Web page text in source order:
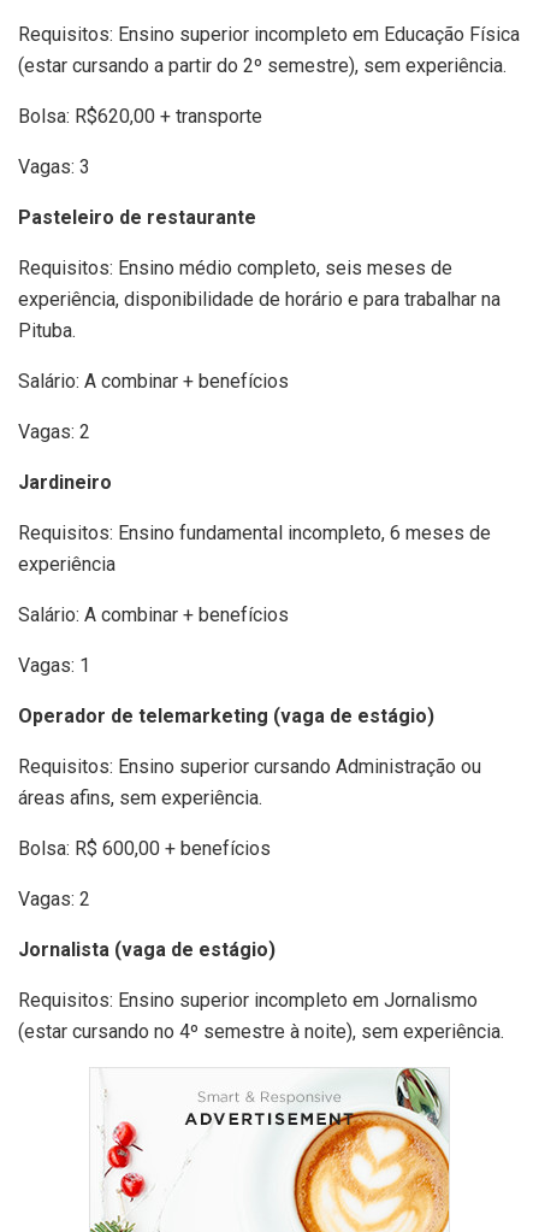
Requisitos: Ensino superior incompleto em Educação Física
(estar cursando a partir do 2º semestre), sem experiência.
Bolsa: R$620,00 + transporte
Vagas: 3
Pasteleiro de restaurante
Requisitos: Ensino médio completo, seis meses de
experiência, disponibilidade de horário e para trabalhar na
Pituba.
Salário: A combinar + benefícios
Vagas: 2
Jardineiro
Requisitos: Ensino fundamental incompleto, 6 meses de
experiência
Salário: A combinar + benefícios
Vagas: 1
Operador de telemarketing (vaga de estágio)
Requisitos: Ensino superior cursando Administração ou
áreas afins, sem experiência.
Bolsa: R$ 600,00 + benefícios
Vagas: 2
Jornalista (vaga de estágio)
Requisitos: Ensino superior incompleto em Jornalismo
(estar cursando no 4º semestre à noite), sem experiência.